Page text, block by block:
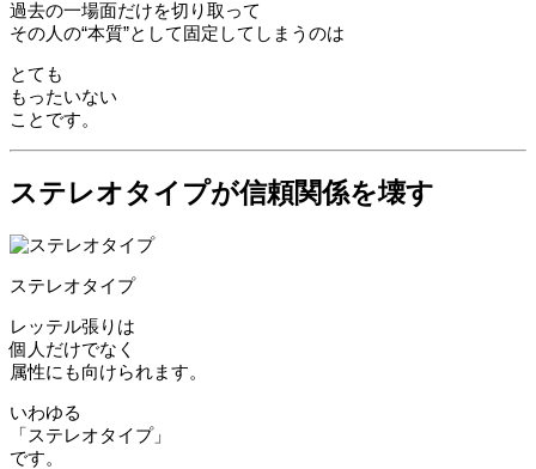
過去の一場面だけを切り取って
その人の“本質”として固定してしまうのは
とても
もったいない
ことです。
ステレオタイプが信頼関係を壊す
ステレオタイプ
レッテル張りは
個人だけでなく
属性にも向けられます。
いわゆる
「ステレオタイプ」
です。